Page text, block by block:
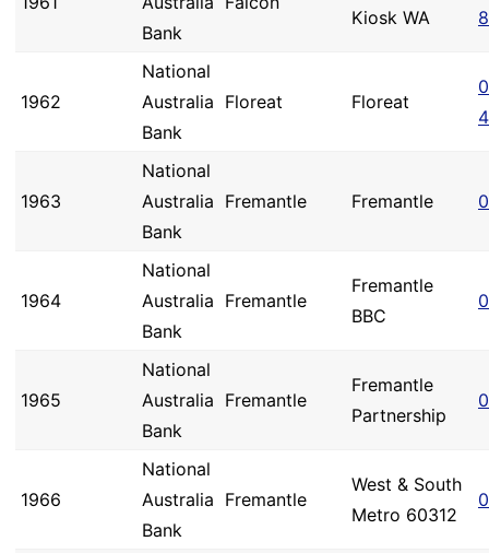
Bank
Kiosk WA
1962
National
Australia
Bank
Floreat Floreat
1963
National
Australia
Bank
Fremantle Fremantle
1964
National
Australia
Bank
Fremantle
Fremantle
BBC
1965
National
Australia
Bank
Fremantle
Fremantle
Partnership
1966
National
Australia
Bank
Fremantle
West & South
Metro 60312